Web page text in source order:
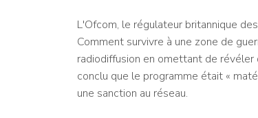
L'Ofcom, le régulateur britannique
Comment survivre à une zone de
radiodiffusion en omettant de
conclu que le programme était «
une sanction au réseau.